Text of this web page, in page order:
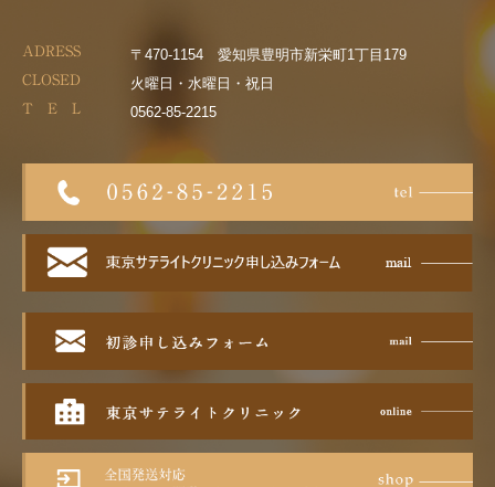
ADRESS 〒470-1154 愛知県豊明市新栄町1丁目179
CLOSED 火曜日・水曜日・祝日
T E L 0562-85-2215